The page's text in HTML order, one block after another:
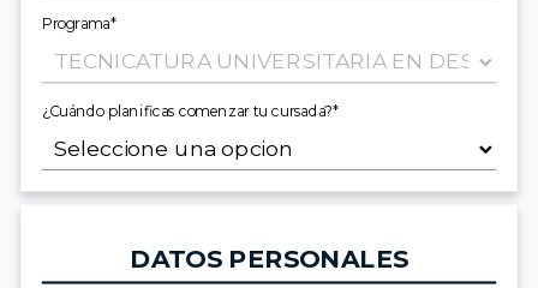
Programa*
¿Cuándo planificas comenzar tu cursada?*
DATOS PERSONALES